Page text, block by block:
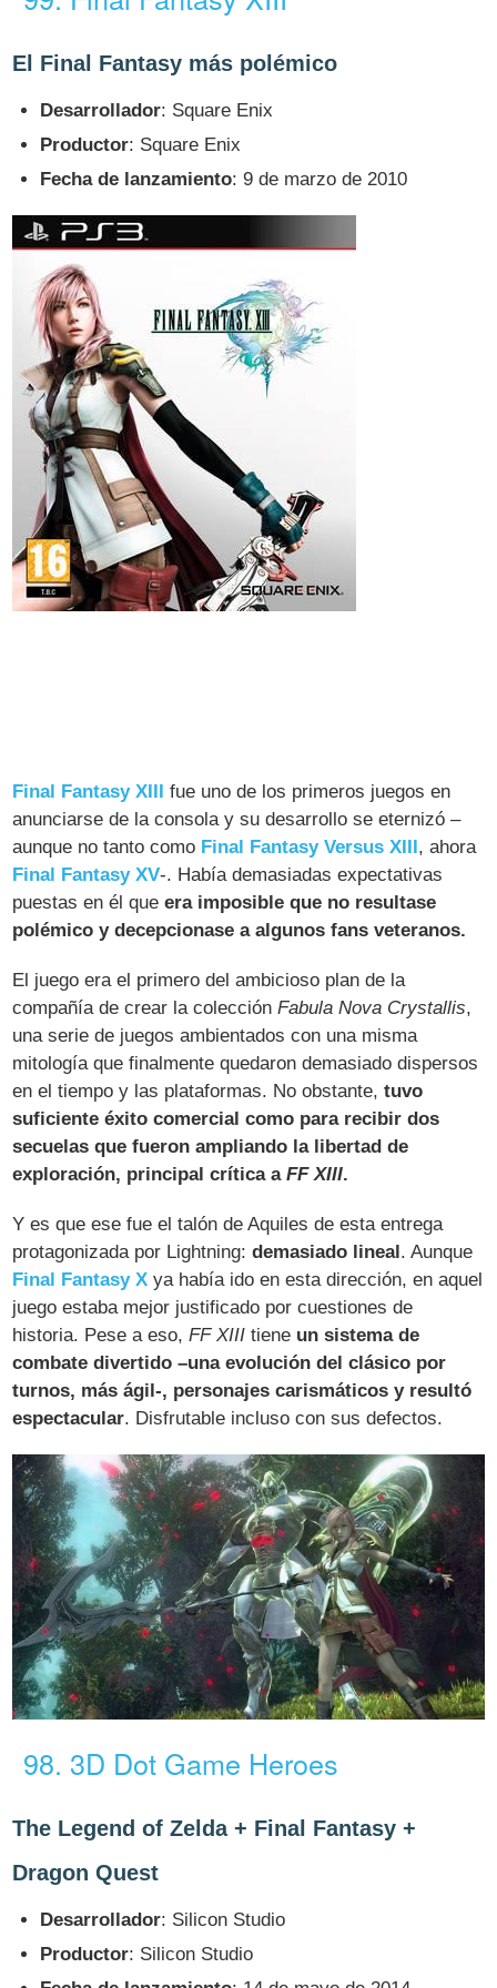
El Final Fantasy más polémico
Desarrollador: Square Enix
Productor: Square Enix
Fecha de lanzamiento: 9 de marzo de 2010
Final Fantasy XIII
fue uno de los primeros juegos en
anunciarse de la consola y su desarrollo se eternizó –
aunque no tanto como Final Fantasy Versus XIII , ahora
Final Fantasy XV-. Había demasiadas expectativas
puestas en él que era imposible que no resultase
polémico y decepcionase a algunos fans veteranos.
El juego era el primero del ambicioso plan de la
compañía de crear la colecciónFabula Nova Crystallis,
una serie de juegos ambientados con una misma
mitología que finalmente quedaron demasiado dispersos
en el tiempo y las plataformas. No obstante, tuvo
suficiente éxito comercial como para recibir dos
secuelas que fueron ampliando la libertad de
exploración, principal crítica aFF XIII.
Y es que ese fue el talón de Aquiles de esta entrega
protagonizada por Lightning:demasiado lineal . Aunque
Final Fantasy X ya había ido en esta dirección, en aquel
juego estaba mejor justificado por cuestiones de
historia. Pese a eso,FF XIII tiene un sistema de
combate divertido –una evolución del clásico por
turnos, más ágil-, personajes carismáticos y resultó
espectacular. Disfrutable incluso con sus defectos.
98. 3D Dot Game Heroes
The Legend of Zelda + Final Fantasy +
Dragon Quest
Desarrollador: Silicon Studio
Productor: Silicon Studio